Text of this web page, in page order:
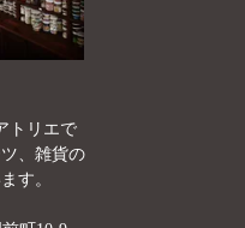
トリエで
、雑貨の
す。